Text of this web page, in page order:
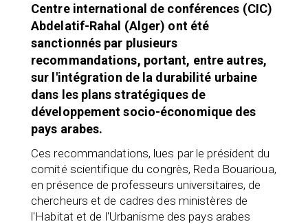
Centre international de conférences (CIC)
Abdelatif-Rahal (Alger) ont été
sanctionnés par plusieurs
recommandations, portant, entre autres,
sur l'intégration de la durabilité urbaine
dans les plans stratégiques de
développement socio-économique des
pays arabes.
Ces recommandations, lues par le président du
comité scientifique du congrès, Reda Bouarioua,
en présence de professeurs universitaires, de
chercheurs et de cadres des ministères de
l'Habitat et de l'Urbanisme des pays arabes